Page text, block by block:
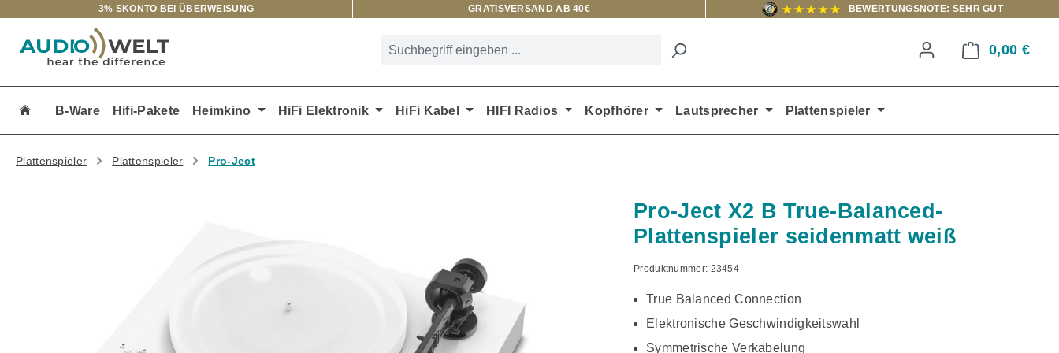
Hauptinhalt springen
Zur Suche springen
Zur Hauptnavigation springen
3% SKONTO BEI ÜBERWEISUNG GRATISVERSAND AB 40€ BEWERTUNGSNOTE: SEHR GUT
0,00 €
B-Ware Hifi-Pakete Heimkino HiFi Elektronik HiFi Kabel HIFI Radios Kopfhörer Lautsprecher Plattenspieler
Plattenspieler Plattenspieler Pro-Ject
Pro-Ject X2 B True-Balanced-
Plattenspieler seidenmatt weiß
Produktnummer: 23454
True Balanced Connection
Elektronische Geschwindigkeitswahl
Symmetrische Verkabelung